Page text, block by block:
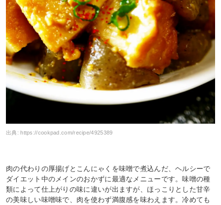
出典:https://cookpad.com/recipe/4925389
肉の代わりの厚揚げとこんにゃくを味噌で煮込んだ、ヘルシーで
ダイエット中のメインのおかずに最適なメニューです。味噌の種
類によって仕上がりの味に違いが出ますが、ほっこりとした甘辛
の美味しい味噌味で、肉を使わず満腹感を味わえます。冷めても